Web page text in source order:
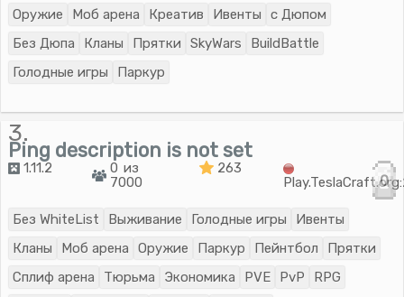
Оружие
Моб арена Креатив Ивенты
с Дюпом
Без Дюпа
Кланы Прятки SkyWars
BuildBattle
Голодные игры
Паркур
3.
Ping description is not set
1.11.2
0 из
7000
263
0
Без WhiteList Выживание Голодные игры
Ивенты
Кланы
Моб арена Оружие Паркур Пейнтбол
Прятки
Сплиф арена
Тюрьма Экономика PVE PvP
RPG